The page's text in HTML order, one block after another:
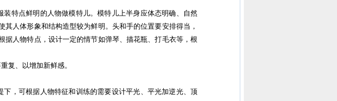
特点鲜明的人物做模特儿。模特儿上半身应体态明确、自然
人体形象和结构造型较为鲜明。头和手的位置要安排得当，
人物特点，设计一定的情节如弹琴、描花瓶、打毛衣等，根
复、以增加新鲜感。
，可根据人物特征和训练的需要设计平光、平光加逆光、顶